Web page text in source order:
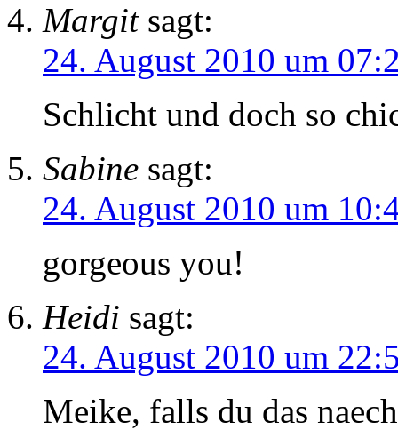
Margit sagt:
24. August 2010 um
Schlicht und doch so
Sabine sagt:
24. August 2010 um
gorgeous you!
Heidi sagt:
24. August 2010 um
Meike, falls du das